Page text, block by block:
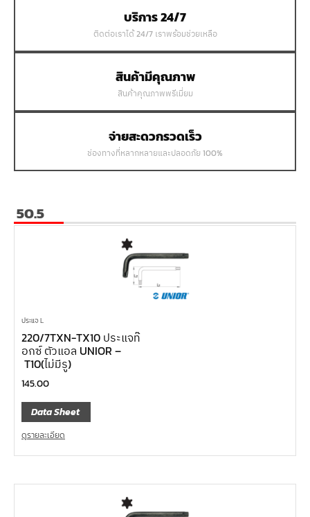
บริการ 24/7
ติดต่อเราได้ 24/7 เราพร้อมช่วยเหลือ
สินค้ามีคุณภาพ
สินค้าคุณภาพพรีเมี่ยม
จ่ายสะดวกรวดเร็ว
ช่องทางที่หลากหลายและปลอดภัย 100%
50.5
ประแจ L
220/7TXN-TX10 ประแจท๊
อกซ์ ตัวแอล UNIOR –
T10(ไม่มีรู)
145.00
Data Sheet
ดูรายละเอียด